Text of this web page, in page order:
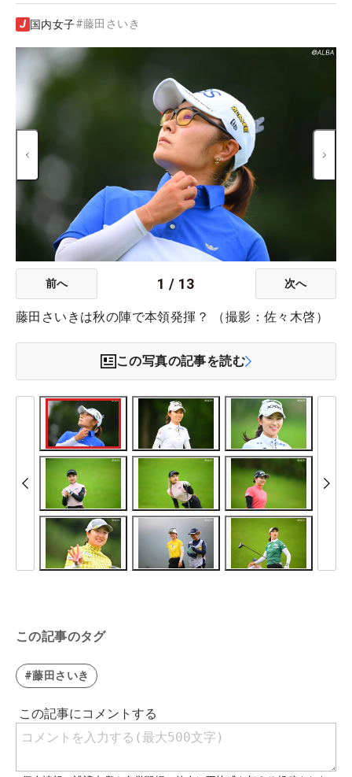
国内女子#藤田さいき
前へ 1 / 13 次へ
藤田さいきは秋の陣で本領発揮？ （撮影：佐々木啓）
この写真の記事を読む
この記事のタグ
#藤田さいき